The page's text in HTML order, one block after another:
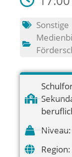
Sonstige
Niveau:
Region: